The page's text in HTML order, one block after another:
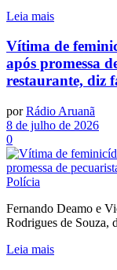
Leia mais
Vítima de
após promessa
restaurante, diz
por Rádio Aruanã
8 de julho de 2026
0
Polícia
Fernando Deamo e
Rodrigues de Souza,
Leia mais